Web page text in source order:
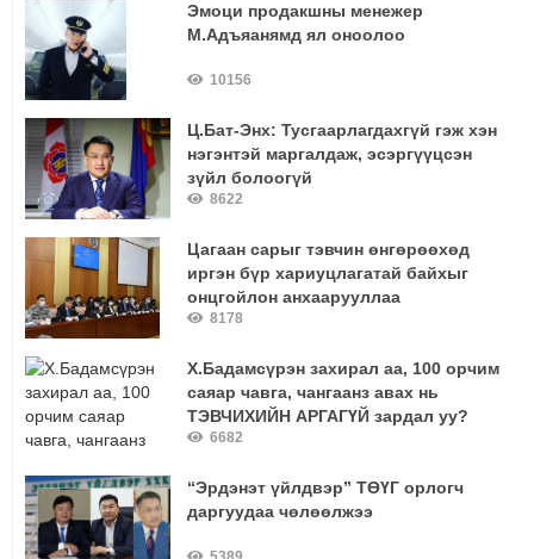
Эмоци продакшны менежер
М.Адъяанямд ял оноолоо
10156
Ц.Бат-Энх: Тусгаарлагдахгүй гэж хэн
нэгэнтэй маргалдаж, эсэргүүцсэн
зүйл болоогүй
8622
Цагаан сарыг тэвчин өнгөрөөхөд
иргэн бүр хариуцлагатай байхыг
онцгойлон анхаарууллаа
8178
Х.Бадамсүрэн захирал аа, 100 орчим
саяар чавга, чангаанз авах нь
ТЭВЧИХИЙН АРГАГҮЙ зардал уу?
6682
“Эрдэнэт үйлдвэр” ТӨҮГ орлогч
даргуудаа чөлөөлжээ